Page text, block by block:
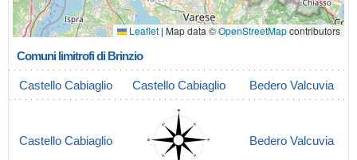
Leaflet | Map data ©OpenStreetMapcontributors
Comuni limitrofi di Brinzio
Castello Cabiaglio Castello Cabiaglio Bedero Valcuvia
Castello Cabiaglio Bedero Valcuvia